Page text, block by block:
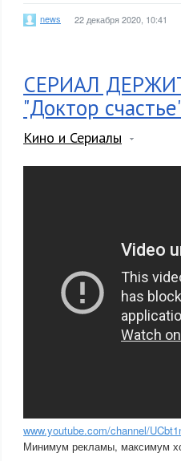
news 22 декабря 2020, 10:41
СЕРИАЛ
"Доктор
Кино и Сериалы
www.youtube.com/channel/
Минимум рекламы, максимум